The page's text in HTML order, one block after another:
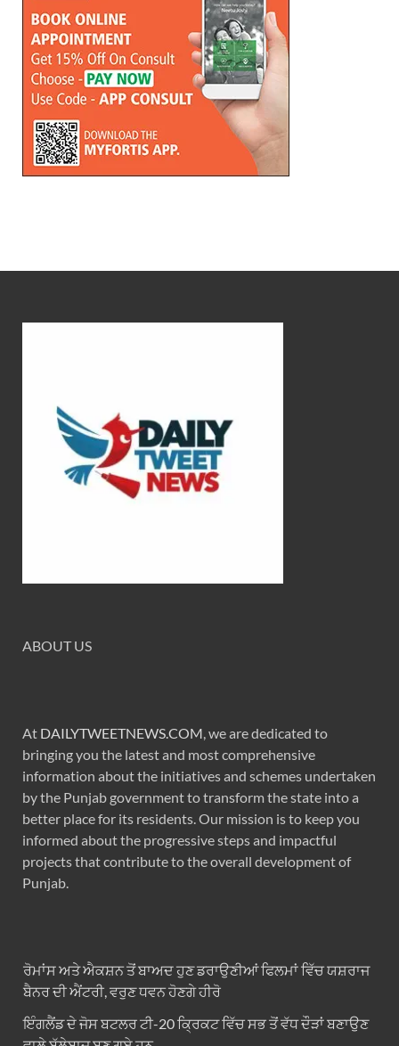
ABOUT US
At DAILYTWEETNEWS.COM, we are dedicated to
bringing you the latest and most comprehensive
information about the initiatives and schemes undertaken
by the Punjab government to transform the state into a
better place for its residents. Our mission is to keep you
informed about the progressive steps and impactful
projects that contribute to the overall development of
Punjab.
ਰੋਮਾਂਸ ਅਤੇ ਐਕਸ਼ਨ ਤੋਂ ਬਾਅਦ ਹੁਣ ਡਰਾਉਣੀਆਂ ਫਿਲਮਾਂ ਵਿੱਚ ਯਸ਼ਰਾਜ
ਬੈਨਰ ਦੀ ਐਂਟਰੀ, ਵਰੁਣ ਧਵਨ ਹੋਣਗੇ ਹੀਰੋ
ਇੰਗਲੈਂਡ ਦੇ ਜੋਸ ਬਟਲਰ ਟੀ-20 ਕ੍ਰਿਕਟ ਵਿੱਚ ਸਭ ਤੋਂ ਵੱਧ ਦੌੜਾਂ ਬਣਾਉਣ